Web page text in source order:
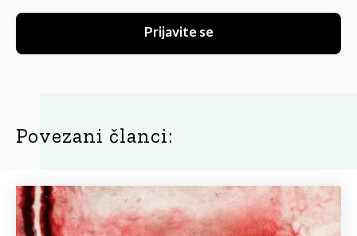
Prijavite se
Povezani članci: